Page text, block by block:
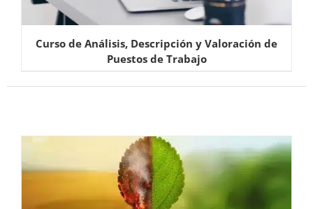
Curso de Análisis, Descripción y Valoración de
Puestos de Trabajo